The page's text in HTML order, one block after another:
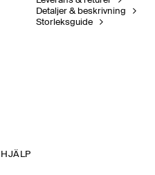
Detaljer & beskrivning
Storleksguide
HJÄLP